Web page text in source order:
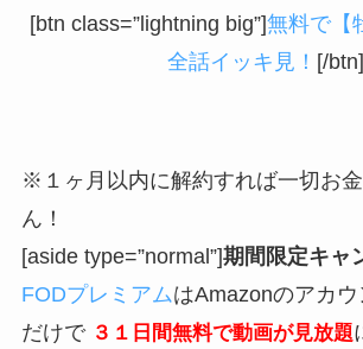
[btn class=”lightning big”]無料で【
全話イッキ見！ [/btn]
※１ヶ月以内に解約すれば一切お
ん！
[aside type=”normal”]期間限定キャ
FODプレミアムはAmazonのアカ
だけで３１日間無料で動画が見放題